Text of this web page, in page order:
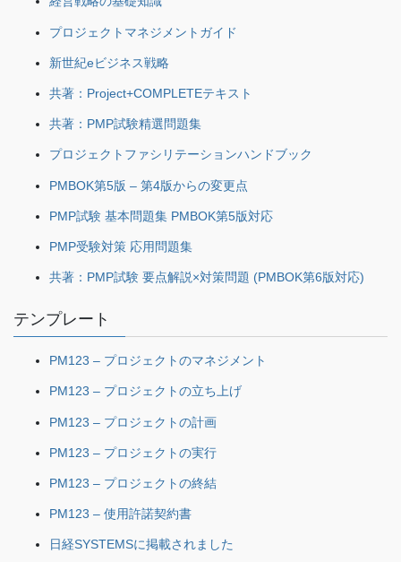
プロジェクトマネジメントガイド
新世紀eビジネス戦略
共著：Project+COMPLETEテキスト
共著：PMP試験精選問題集
プロジェクトファシリテーションハンドブック
PMBOK第5版 – 第4版からの変更点
PMP試験 基本問題集 PMBOK第5版対応
PMP受験対策 応用問題集
共著：PMP試験 要点解説×対策問題 (PMBOK第6版対応)
テンプレート
PM123 – プロジェクトのマネジメント
PM123 – プロジェクトの立ち上げ
PM123 – プロジェクトの計画
PM123 – プロジェクトの実行
PM123 – プロジェクトの終結
PM123 – 使用許諾契約書
日経SYSTEMSに掲載されました